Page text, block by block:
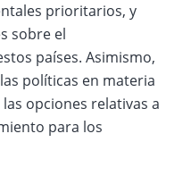
prioritarios, y
sobre el
países. Asimismo,
políticas en materia
opciones relativas a
para los